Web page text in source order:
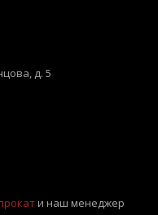
д. 5
и наш менеджер